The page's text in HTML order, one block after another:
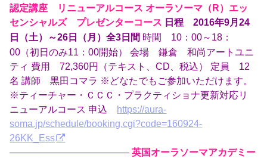
認定講座 リニューアルコース オーラソーマ（R）エッ
センシャルズ プレゼンターコース 日程 2016年9月24
日（土）～26日（月）全3日間 時間 10：00～18：
00（初日のみ11：00開始） 会場 鎌倉 和尚アートユニ
ティ 費用 72,360円（テキスト、CD、税込） 定員 12
名 講師 黒田コマラ ※どなたでもご参加いただけます。
※ティーチャー・ＣＣＣ・プラクティショナ更新対応リ
ニューアルコース 申込 https://aura-
soma.jp/schedule/booking.cgi?code=160924-
26KK_Ess
————————————– 英国オーラソーマアカデミー